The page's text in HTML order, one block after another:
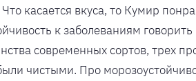
касается вкуса, то Кумир
к заболеваниям
современных сортов, трех
чистыми. Про